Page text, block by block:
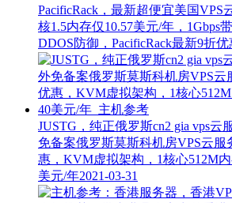
PacificRack，最新超便宜美国VPS
核1.5内存仅10.57美元/年，1Gbps
DDOS防御，PacificRack最新9折
JUSTG，纯正俄罗斯cn2 gia vps云
免备案俄罗斯莫斯科机房VPS云服
惠，KVM虚拟架构，1核心512M
美元/年2021-03-31